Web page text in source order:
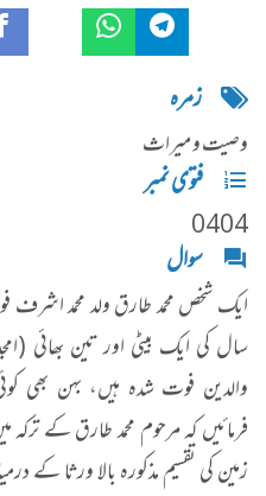
زمره
وصیت و میراث
فتوی نمبر
0404
سوال
ایک شخص محمد طارق ولد محمد
سال کی ایک بیٹی اور تین بھائی
والدین فوت شدہ ہیں، بہن بھی
فرمائیں کہ مرحوم محمد طارق کے
زمین کی تقسیم مذکورہ بالا ورثا کے